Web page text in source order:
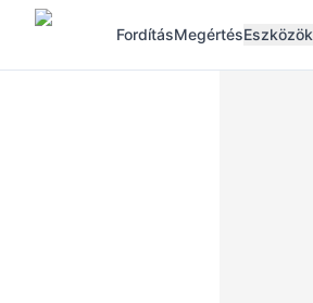
FordításMegértésEszközök